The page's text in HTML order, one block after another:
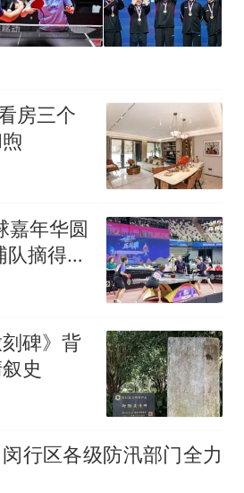
房三个
嘉年华圆
队摘得
碑》背
史
行区各级防汛部门全力